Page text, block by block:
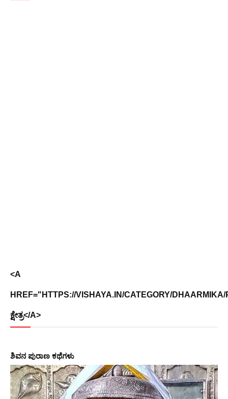
<A
HREF="HTTPS://VISHAYA.IN/CATEGORY/DHAARMIKA/
ಕ್ಷೇತ್ರ</A>
ಶಿವನ ಪುರಾಣ ಕಥೆಗಳು